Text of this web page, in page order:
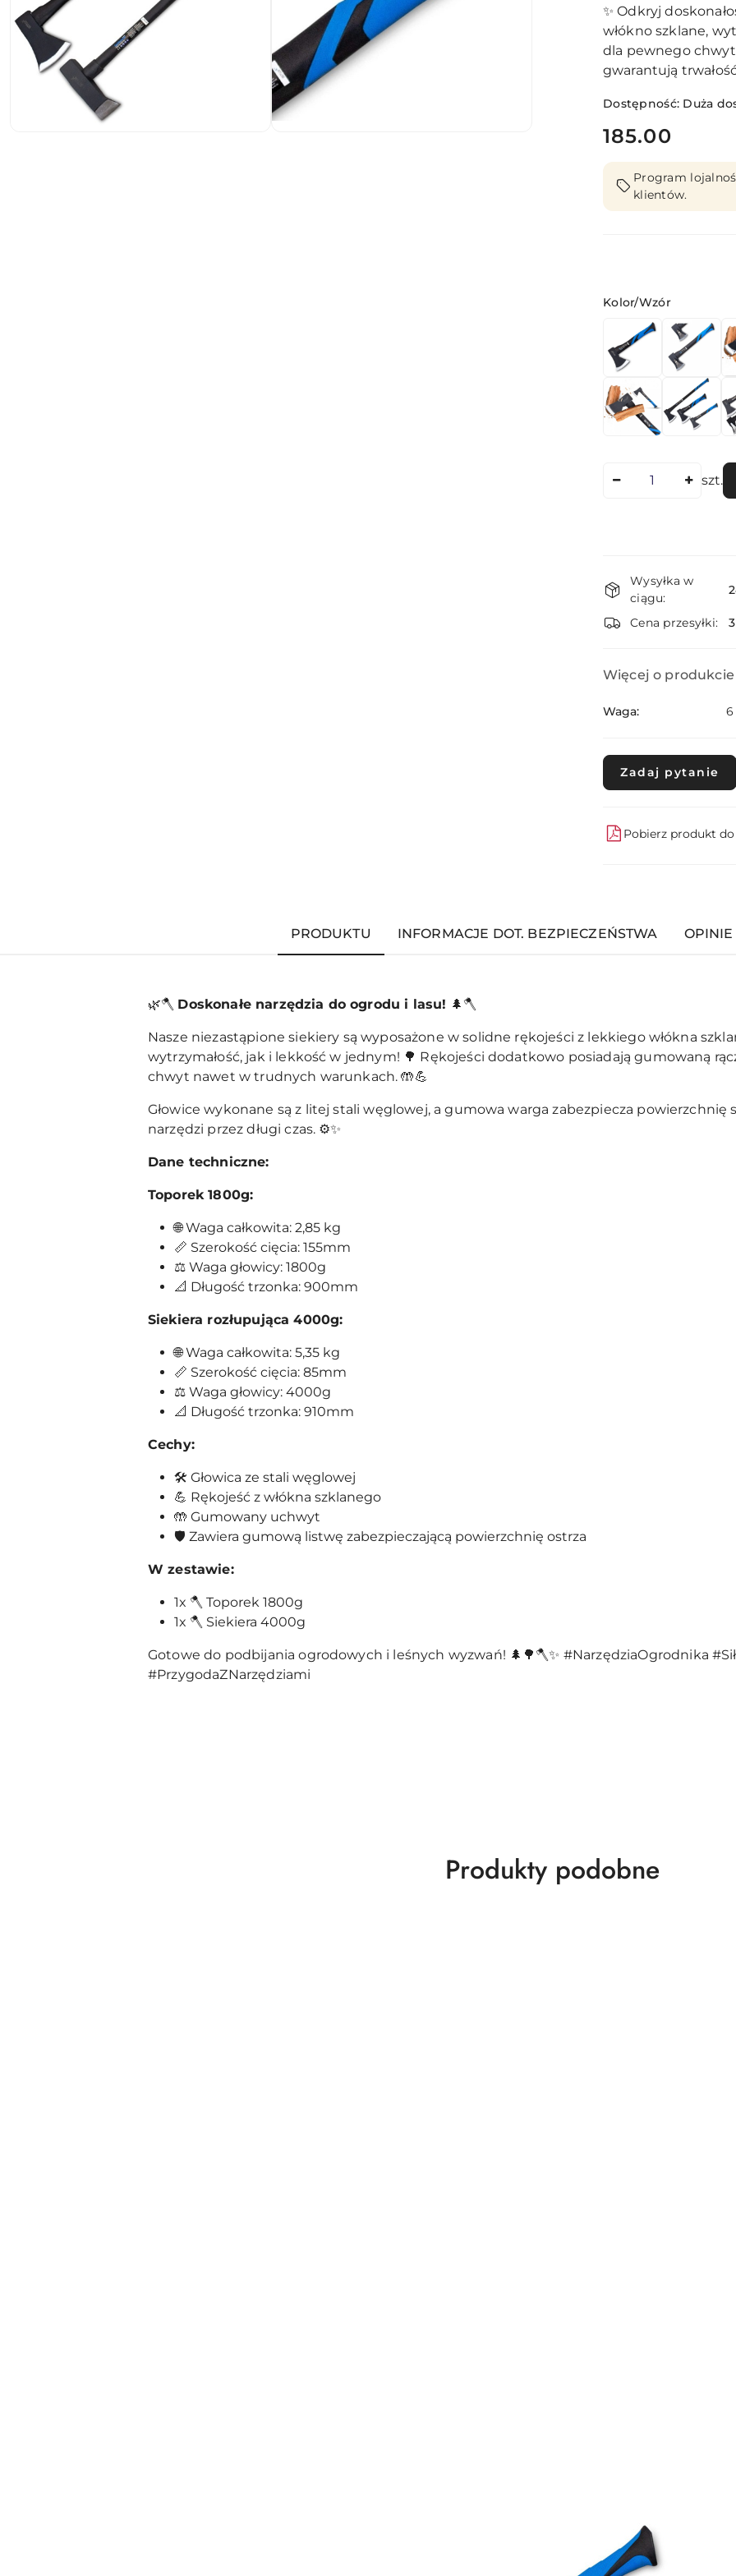
✨ Odkryj
włókno szklane,
dla pewnego
gwarantują
Dostępność: Duża
cena:
185.00
Program
klientów.
Wariant
Kolor/Wzór
szt.
Dostępność
i
dostawa
Wysyłka w
ciągu:
Cena przesyłki:
Więcej o produkcie
Waga: 6
Zadaj pytanie
Pobierz produkt
PRODUKTU INFORMACJE DOT. BEZPIECZEŃSTWA OPINIE
🌿🪓 Doskonałe narzędzia do ogrodu i lasu! 🌲🪓
Nasze niezastąpione siekiery są wyposażone w solidne rękojeści z lekkiego włókna
wytrzymałość, jak i lekkość w jednym! 🌳 Rękojeści dodatkowo posiadają gumowaną
chwyt nawet w trudnych warunkach. 🤲💪
Głowice wykonane są z litej stali węglowej, a gumowa warga zabezpiecza powierzchnię
narzędzi przez długi czas. ⚙️✨
Dane techniczne:
Toporek 1800g:
🌐 Waga całkowita: 2,85 kg
📏 Szerokość cięcia: 155mm
⚖️ Waga głowicy: 1800g
📐 Długość trzonka: 900mm
Siekiera rozłupująca 4000g:
🌐 Waga całkowita: 5,35 kg
📏 Szerokość cięcia: 85mm
⚖️ Waga głowicy: 4000g
📐 Długość trzonka: 910mm
Cechy:
🛠️ Głowica ze stali węglowej
💪 Rękojeść z włókna szklanego
🤲 Gumowany uchwyt
🛡️ Zawiera gumową listwę zabezpieczającą powierzchnię ostrza
W zestawie:
1x 🪓 Toporek 1800g
1x 🪓 Siekiera 4000g
Gotowe do podbijania ogrodowych i leśnych wyzwań! 🌲🌳🪓✨ #NarzędziaOgrodnika
#PrzygodaZNarzędziami
Produkty
Produkty podobne